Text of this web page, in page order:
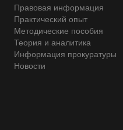
Правовая информация
Практический опыт
Методические пособия
Теория и аналитика
Информация прокуратуры
Новости